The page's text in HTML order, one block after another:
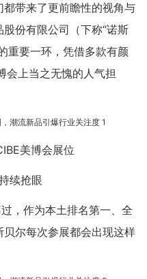
带来了更前瞻性的视角与
份有限公司（下称“诺斯
重要一环，凭借多款有颜
会上当之无愧的人气担
美博会展位
续抢眼
，作为本土排名第一、全
尔每次参展都会出现这样